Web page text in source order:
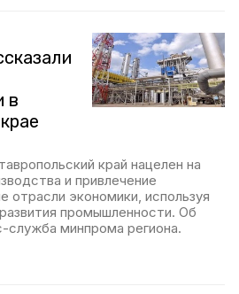
в
край нацелен на
и привлечение
отрасли экономики, используя
промышленности. Об
минпрома региона.